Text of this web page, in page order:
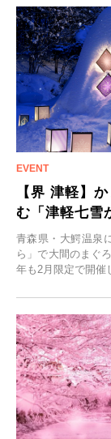
けます。
【界 津軽】
む「津軽七雪
青森県・大鰐温泉
ら」で大間のまぐ
年も2月限定で開催